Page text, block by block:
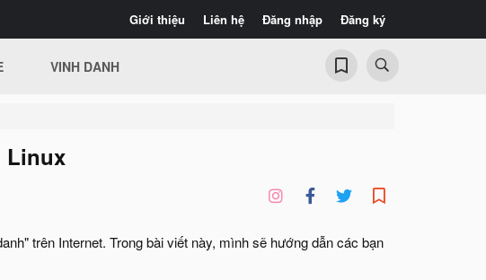
Giới thiệu Liên hệ Đăng nhập Đăng ký
VINH DANH
Linux
trên Internet. Trong bài viết này, mình sẽ hướng dẫn các bạn